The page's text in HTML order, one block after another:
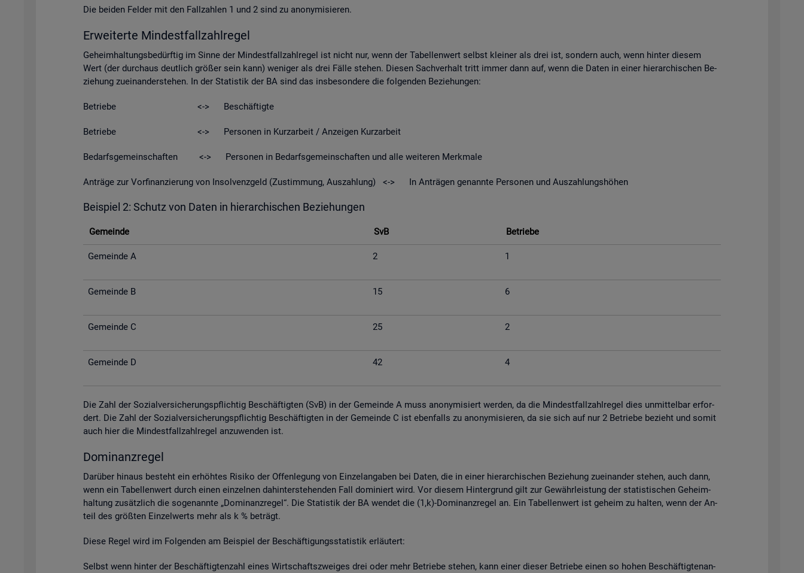
Die bei­den Fel­der mit den Fall­zah­len 1 und 2 sind zu an­ony­mi­sie­ren.
Er­wei­ter­te Min­dest­fall­zahl­re­gel
Ge­heim­hal­tungs­be­dürf­tig im Sinne der Min­dest­fall­zahl­re­gel ist nicht nur, wenn der Ta­bel­len­wert selbst klei­ner als drei ist, son­dern auch, wenn hin­ter die­sem
Wert (der durch­aus deut­lich grö­ßer sein kann) we­ni­ger als drei Fälle ste­hen. Die­sen Sach­ver­halt tritt immer dann auf, wenn die Daten in einer hier­ar­chi­schen Be­
zie­hung zu­ein­an­der­ste­hen. In der Sta­tis­tik der BA sind das ins­be­son­de­re die fol­gen­den Be­zie­hun­gen:
Be­trie­be <-> Be­schäf­tig­te
Be­trie­be <-> Per­so­nen in Kurz­ar­beit / An­zei­gen Kurz­ar­beit
Be­darfs­ge­mein­schaf­ten <-> Per­so­nen in Be­darfs­ge­mein­schaf­ten und alle wei­te­ren Merk­ma­le
An­trä­ge zur Vor­fi­nan­zie­rung von In­sol­venz­geld (Zu­stim­mung, Aus­zah­lung) <-> In An­trä­gen ge­nann­te Per­so­nen und Aus­zah­lungs­hö­hen
Bei­spiel 2: Schutz von Daten in hier­ar­chi­schen Be­zie­hun­gen
Ge­mein­de SvB Be­trie­be
Ge­mein­de A 2 1
Ge­mein­de B 15 6
Ge­mein­de C 25 2
Ge­mein­de D 42 4
Die Zahl der So­zi­al­ver­si­che­rungs­pflich­tig Be­schäf­tig­ten (SvB) in der Ge­mein­de A muss an­ony­mi­siert wer­den, da die Min­dest­fall­zahl­re­gel dies un­mit­tel­bar er­for­
dert. Die Zahl der So­zi­al­ver­si­che­rungs­pflich­tig Be­schäf­tig­ten in der Ge­mein­de C ist eben­falls zu an­ony­mi­sie­ren, da sie sich auf nur 2 Be­trie­be be­zieht und somit
auch hier die Min­dest­fall­zahl­re­gel an­zu­wen­den ist.
Do­mi­nanz­re­gel
Dar­über hin­aus be­steht ein er­höh­tes Ri­si­ko der Of­fen­le­gung von Ein­zel­an­ga­ben bei Daten, die in einer hier­ar­chi­schen Be­zie­hung zu­ein­an­der ste­hen, auch dann,
wenn ein Ta­bel­len­wert durch einen ein­zel­nen da­hin­ter­ste­hen­den Fall do­mi­niert wird. Vor die­sem Hin­ter­grund gilt zur Ge­währ­leis­tung der sta­tis­ti­schen Ge­heim­
hal­tung zu­sätz­lich die so­ge­nann­te „Do­mi­nanz­re­gel“. Die Sta­tis­tik der BA wen­det die (1,k)-Do­mi­nanz­re­gel an. Ein Ta­bel­len­wert ist ge­heim zu hal­ten, wenn der An­
teil des grö­ß­ten Ein­zel­werts mehr als k % be­trägt.
Diese Regel wird im Fol­gen­den am Bei­spiel der Be­schäf­ti­gungs­sta­tis­tik er­läu­tert:
Selbst wenn hin­ter der Be­schäf­tig­ten­zahl eines Wirt­schafts­zwei­ges drei oder mehr Be­trie­be ste­hen, kann einer die­ser Be­trie­be einen so hohen Be­schäf­tig­ten­an­